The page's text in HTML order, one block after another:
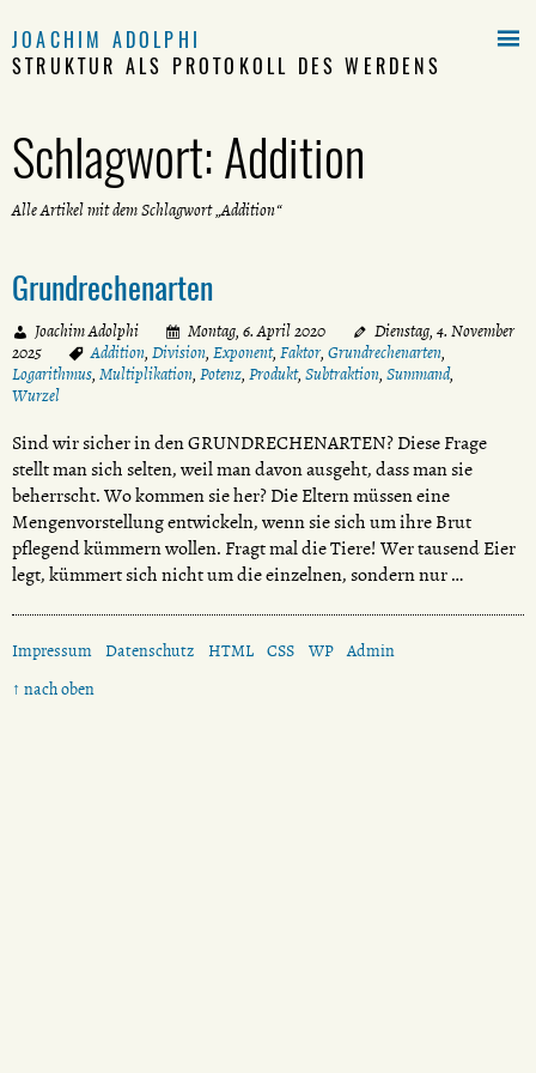
JOACHIM ADOLPHI
STRUKTUR ALS PROTOKOLL DES WERDENS
Schlagwort:Addition
Alle Artikel mit dem Schlagwort „Addition“
Grundrechenarten
Joachim Adolphi Montag, 6. April 2020
Dienstag, 4. November
2025
Addition, Division, Exponent, Faktor, Grundrechenarten,
Logarithmus, Multiplikation, Potenz, Produkt, Subtraktion, Summand,
Wurzel
Sind wir sicher in den GRUNDRECHENARTEN? Diese Frage
stellt man sich selten, weil man davon ausgeht, dass man sie
beherrscht. Wo kommen sie her? Die Eltern müssen eine
Mengenvorstellung entwickeln, wenn sie sich um ihre Brut
pflegend kümmern wollen. Fragt mal die Tiere! Wer tausend Eier
legt, kümmert sich nicht um die einzelnen, sondern nur …

Impressum Datenschutz HTML CSS WP Admin
↑ nach oben